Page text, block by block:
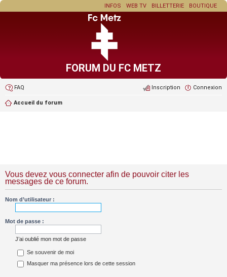
BOUTIQUE
BILLETTERIE
WEB TV
INFOS
FORUM DU FC METZ
FAQ Connexion
Inscription
Accueil du forum
Vous devez vous connecter afin de pouvoir citer les
messages de ce forum.
Nom d’utilisateur :
Mot de passe :
J’ai oublié mon mot de passe
Se souvenir de moi
Masquer ma présence lors de cette session